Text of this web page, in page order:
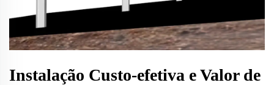
Instalação Custo-efetiva e Valor de